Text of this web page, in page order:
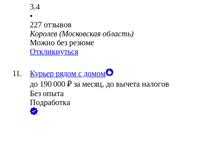
3.4
•
227 отзывов
Королев (Московская область)
Можно без резюме
Откликнуться
Курьер рядом с домом
до 190 000 ₽ за месяц, до вычета налогов
Без опыта
Подработка